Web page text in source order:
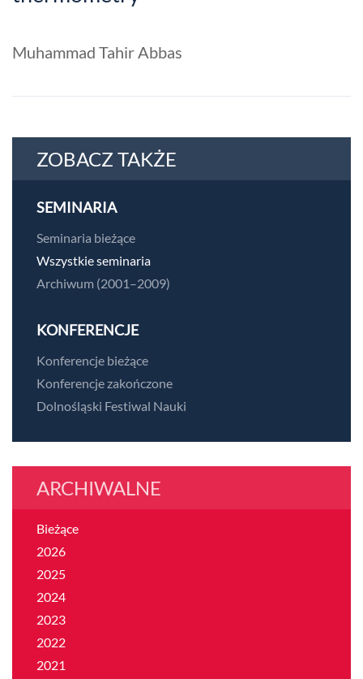
Muhammad Tahir Abbas
ZOBACZ TAKŻE
SEMINARIA
Seminaria bieżące
Wszystkie seminaria
Archiwum (2001–2009)
KONFERENCJE
Konferencje bieżące
Konferencje zakończone
Dolnośląski Festiwal Nauki
ARCHIWALNE
Bieżące
2026
2025
2024
2023
2022
2021